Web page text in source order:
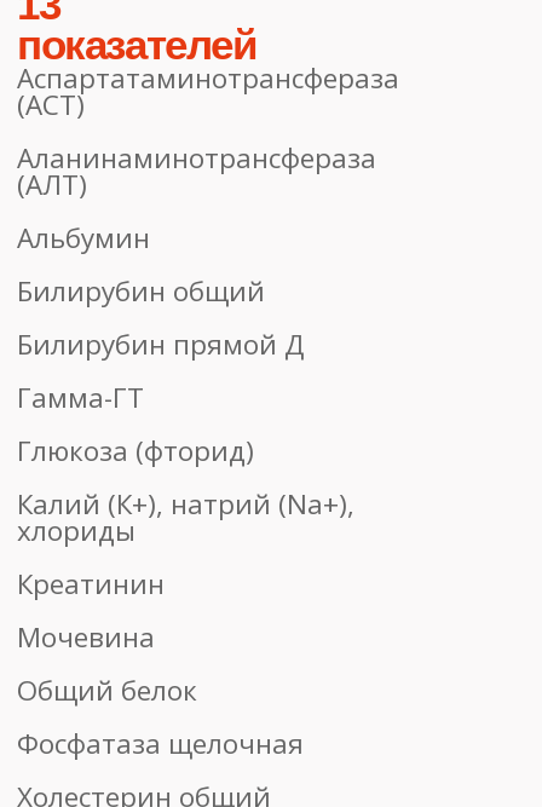
Гамма-ГТ
Глюкоза (фторид)
Калий (К+), натрий (Na+),
хлориды
Креатинин
Мочевина
Общий белок
Холестерин общий
19
показателей
Аспартатаминотрансфераза
(АСТ)
Аланинаминотрансфераза
(АЛТ)
Альбумин
Амилаза
990 ₽
1900 ₽